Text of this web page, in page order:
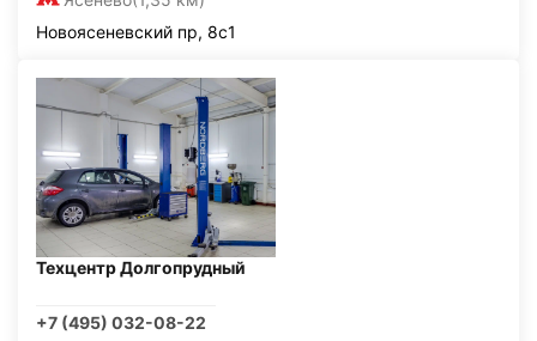
Новоясеневский пр, 8с1
Техцентр Долгопрудный
+7 (495) 032-08-22